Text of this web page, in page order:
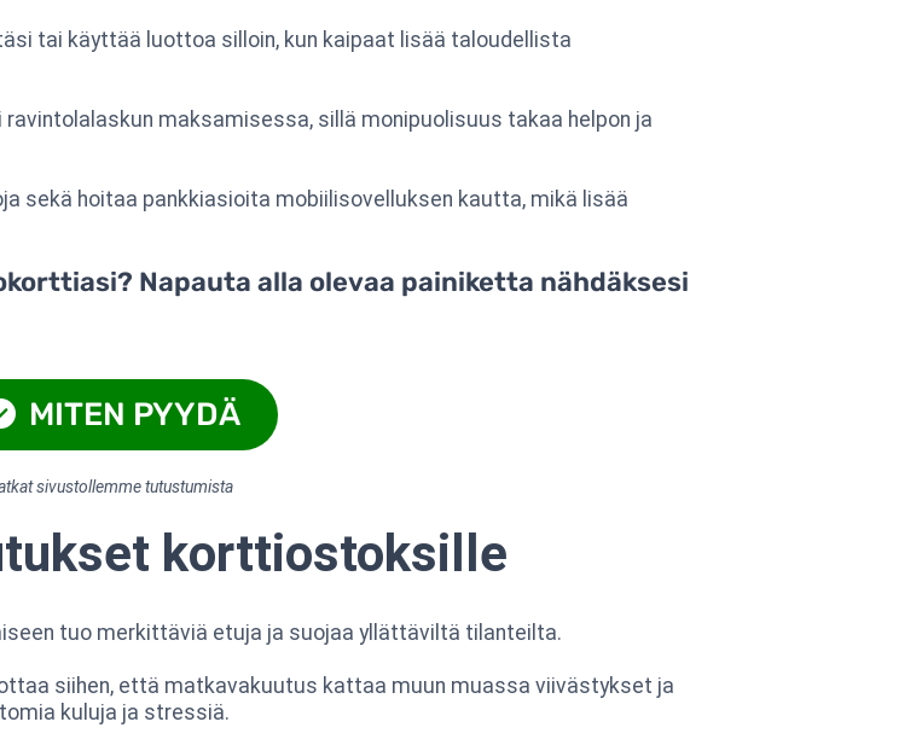
tai käyttää luottoa silloin, kun kaipaat lisää taloudellista
maksamisessa, sillä monipuolisuus takaa helpon ja
sekä hoitaa pankkiasioita mobiilisovelluksen kautta, mikä lisää
Napauta alla olevaa painiketta nähdäksesi
MITEN PYYDÄ
sivustollemme tutustumista
korttiostoksille
tuo merkittäviä etuja ja suojaa yllättäviltä tilanteilta.
siihen, että matkavakuutus kattaa muun muassa viivästykset ja
kuluja ja stressiä.